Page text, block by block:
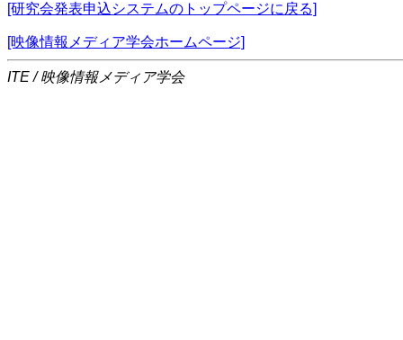
[研究会発表申込システムのトップページに戻る]
[映像情報メディア学会ホームページ]
ITE / 映像情報メディア学会